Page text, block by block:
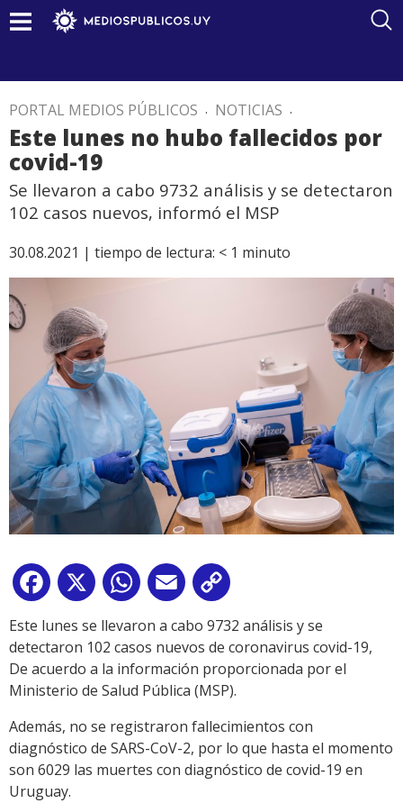
PORTAL MEDIOS PÚBLICOS . NOTICIAS .
Este lunes no hubo fallecidos por
covid-19
Se llevaron a cabo 9732 análisis y se detectaron
102 casos nuevos, informó el MSP
30.08.2021 | tiempo de lectura: < 1 minuto
Facebook
X WhatsApp
Email
Link
Este lunes se llevaron a cabo 9732 análisis y se
detectaron 102 casos nuevos de coronavirus covid-19,
De acuerdo a la información proporcionada por el
Ministerio de Salud Pública (MSP).
Además, no se registraron fallecimientos con
diagnóstico de SARS-CoV-2, por lo que hasta el momento
son 6029 las muertes con diagnóstico de covid-19 en
Uruguay.